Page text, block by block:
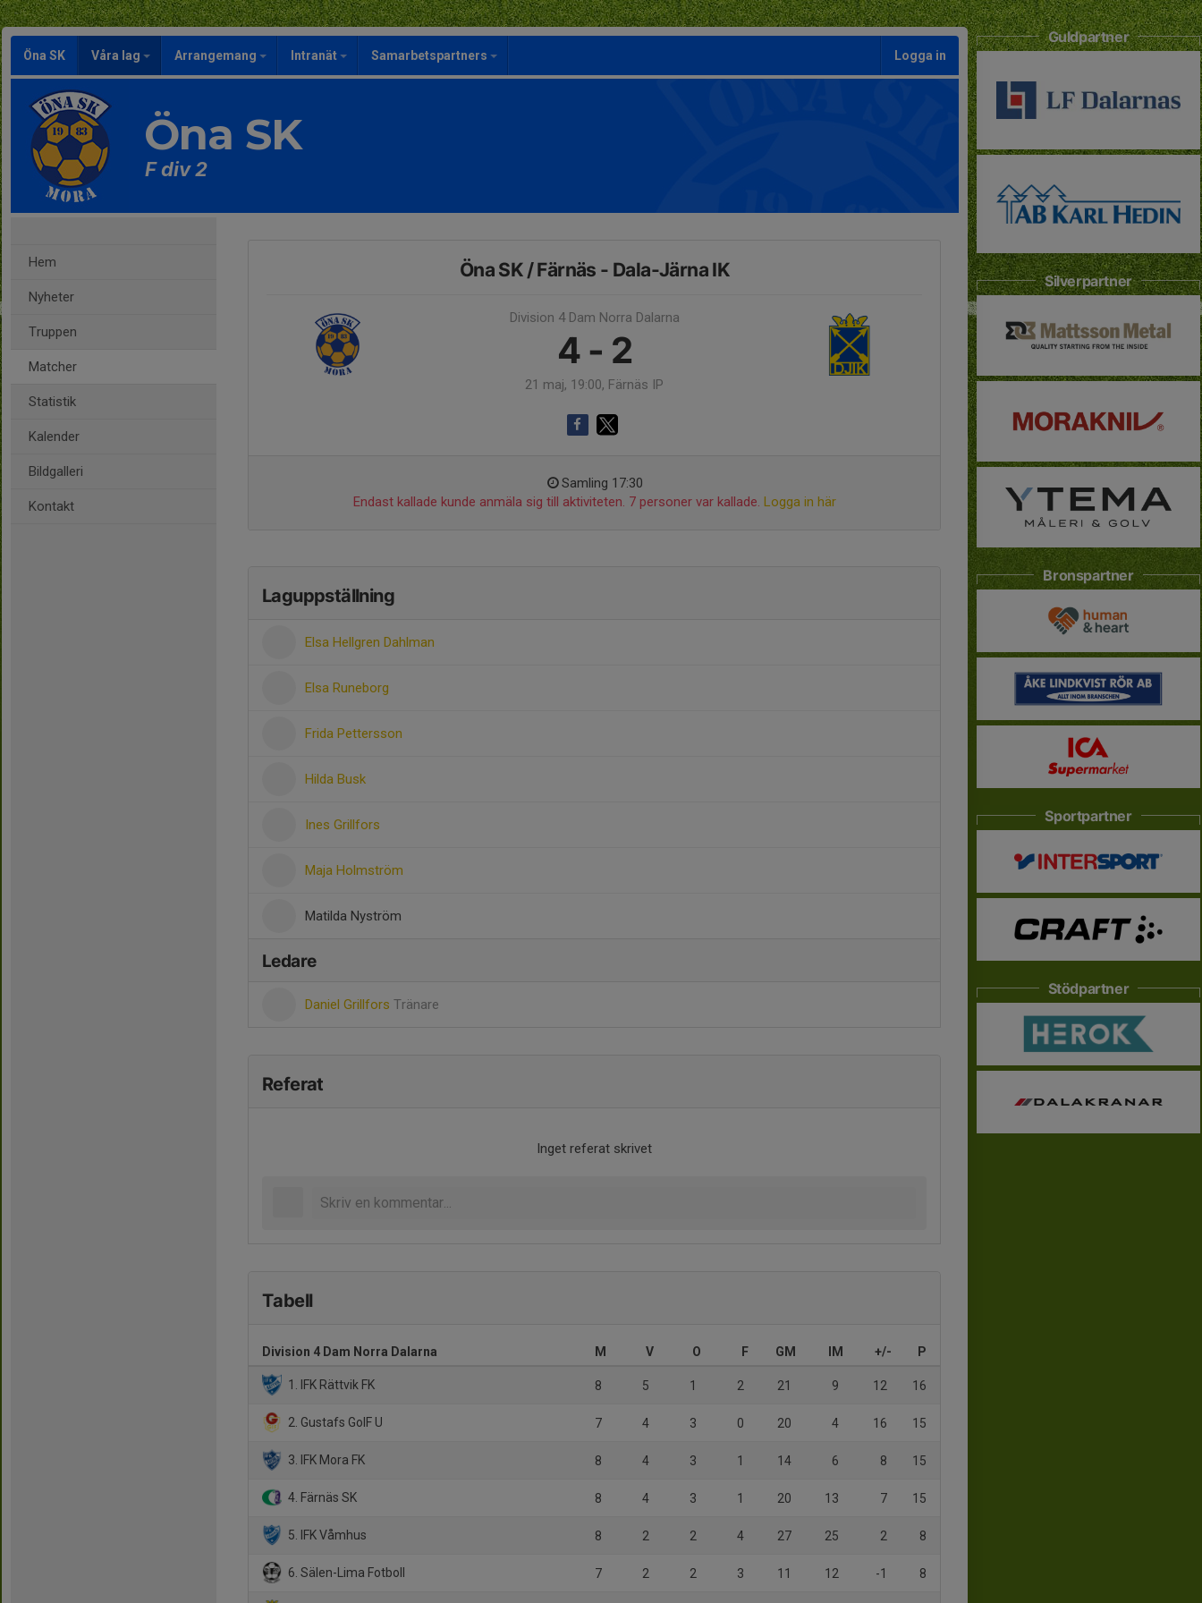
Öna SK Våra lag Arrangemang Intranät Samarbetspartners Logga in
Öna SK
F div 2
Hem
Nyheter
Truppen
Matcher
Statistik
Kalender
Bildgalleri
Kontakt
Öna SK / Färnäs - Dala-Järna IK
Division 4 Dam Norra Dalarna
4 - 2
21 maj, 19:00, Färnäs IP
Samling 17:30
Endast kallade kunde anmäla sig till aktiviteten. 7 personer var kallade. Logga in här
Laguppställning
Elsa Hellgren Dahlman
Elsa Runeborg
Frida Pettersson
Hilda Busk
Ines Grillfors
Maja Holmström
Matilda Nyström
Ledare
Daniel Grillfors Tränare
Referat
Inget referat skrivet
Tabell
Division 4 Dam Norra Dalarna M V O F GM IM +/- P
1. IFK Rättvik FK 8 5 1 2 21 9 12 16
2. Gustafs GoIF U 7 4 3 0 20 4 16 15
3. IFK Mora FK 8 4 3 1 14 6 8 15
4. Färnäs SK 8 4 3 1 20 13 7 15
5. IFK Våmhus 8 2 2 4 27 25 2 8
6. Sälen-Lima Fotboll 7 2 2 3 11 12 -1 8
Guldpartner
Silverpartner
Bronspartner
Sportpartner
Stödpartner